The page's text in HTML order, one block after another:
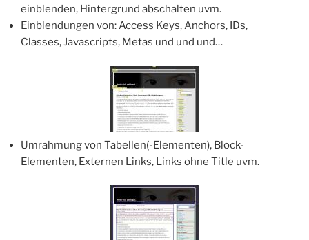
einblenden, Hintergrund abschalten uvm.
Einblendungen von: Access Keys, Anchors, IDs,
Classes, Javascripts, Metas und und und…
Umrahmung von Tabellen(-Elementen), Block-
Elementen, Externen Links, Links ohne Title uvm.